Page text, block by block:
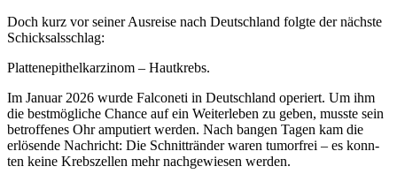
Doch kurz vor sei­ner Aus­rei­se nach Deutsch­land folg­te der nächs­te
Schick­sals­schlag:
Plat­ten­epi­thel­kar­zi­nom – Haut­krebs.
Im Janu­ar 2026 wur­de Fal­co­ne­ti in Deutsch­land ope­riert. Um ihm
die best­mög­li­che Chan­ce auf ein Wei­ter­le­ben zu geben, muss­te sein
betrof­fe­nes Ohr ampu­tiert wer­den. Nach ban­gen Tagen kam die
erlö­sen­de Nach­richt: Die Schnitt­rän­der waren tumor­frei – es konn­
ten kei­ne Krebs­zel­len mehr nach­ge­wie­sen wer­den.